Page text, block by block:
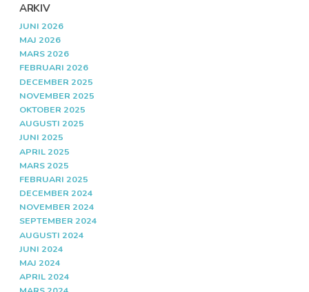
ARKIV
JUNI 2026
MAJ 2026
MARS 2026
FEBRUARI 2026
DECEMBER 2025
NOVEMBER 2025
OKTOBER 2025
AUGUSTI 2025
JUNI 2025
APRIL 2025
MARS 2025
FEBRUARI 2025
DECEMBER 2024
NOVEMBER 2024
SEPTEMBER 2024
AUGUSTI 2024
JUNI 2024
MAJ 2024
APRIL 2024